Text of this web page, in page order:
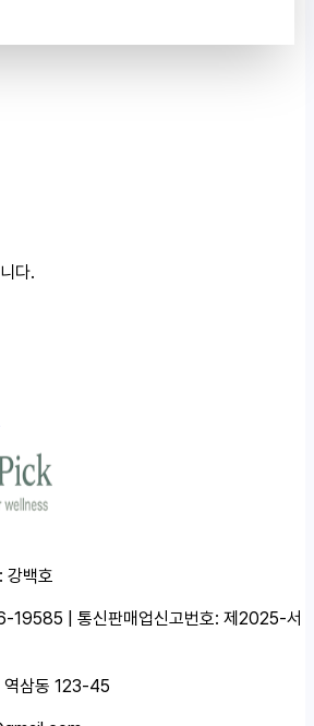
다.
강백호
19585 | 통신판매업신고번호: 제2025-서
역삼동 123-45